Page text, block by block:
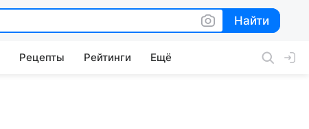
Найти
Найти
Рецепты Рейтинги Ещё